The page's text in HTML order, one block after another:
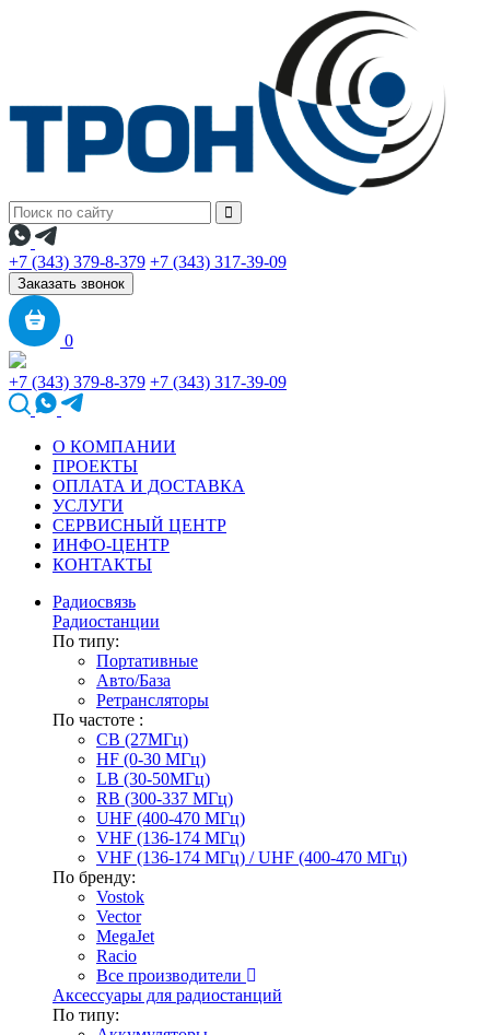
+7 (343) 379-8-379 +7 (343) 317-39-09
Заказать звонок
0
+7 (343) 379-8-379 +7 (343) 317-39-09
О КОМПАНИИ
ПРОЕКТЫ
ОПЛАТА И ДОСТАВКА
УСЛУГИ
СЕРВИСНЫЙ ЦЕНТР
ИНФО-ЦЕНТР
КОНТАКТЫ
Радиосвязь
Радиостанции
По типу:
Портативные
Авто/База
Ретрансляторы
По частоте :
CB (27МГц)
HF (0-30 МГц)
LB (30-50МГц)
RB (300-337 МГц)
UHF (400-470 МГц)
VHF (136-174 МГц)
VHF (136-174 МГц) / UHF (400-470 МГц)
По бренду:
Vostok
Vector
MegaJet
Racio
Все производители
Аксессуары для радиостанций
По типу: